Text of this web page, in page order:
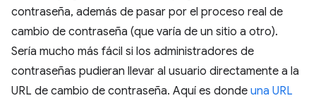
contraseña, además de pasar por el proceso real de
cambio de contraseña (que varía de un sitio a otro).
Sería mucho más fácil si los administradores de
contraseñas pudieran llevar al usuario directamente a la
URL de cambio de contraseña. Aquí es donde una URL